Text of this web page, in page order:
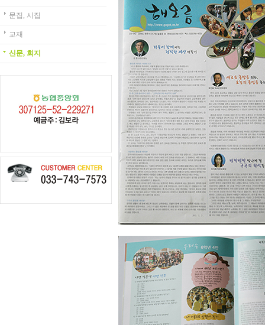
문집, 시집
교재
신문, 회지